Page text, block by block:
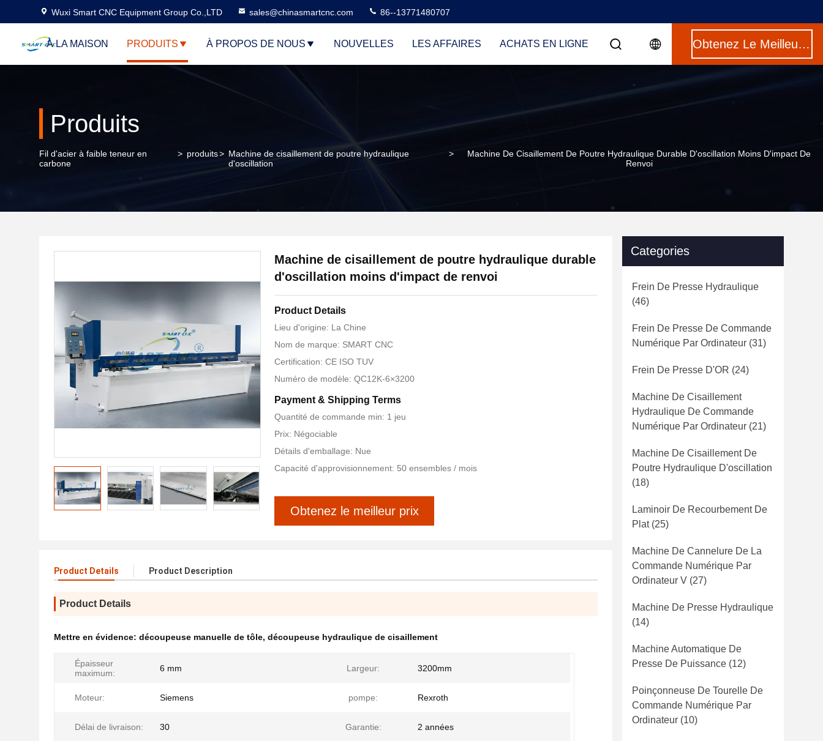
Wuxi Smart CNC Equipment Group Co.,LTD sales@chinasmartcnc.com 86--13771480707
À LA MAISON PRODUITS À PROPOS DE NOUS NOUVELLES LES AFFAIRES ACHATS EN LIGNE Obtenez Le Meilleur Prix
Produits
Fil d'acier à faible teneur en
carbone
> produits> Machine de cisaillement de poutre hydraulique
d'oscillation
>
Machine De Cisaillement De Poutre Hydraulique Durable D'oscillation Moins D'impact De
Renvoi
Machine de cisaillement de poutre hydraulique durable
d'oscillation moins d'impact de renvoi
Product Details
Lieu d'origine: La Chine
Nom de marque: SMART CNC
Certification: CE ISO TUV
Numéro de modèle: QC12K-6×3200
Payment & Shipping Terms
Quantité de commande min: 1 jeu
Prix: Négociable
Détails d'emballage: Nue
Capacité d'approvisionnement: 50 ensembles / mois
Obtenez le meilleur prix
Product Details Product Description
Product Details
Mettre en évidence: découpeuse manuelle de tôle, découpeuse hydraulique de cisaillement
Épaisseur
maximum:
6 mm Largeur: 3200mm
Moteur: Siemens pompe: Rexroth
Délai de livraison: 30 Garantie: 2 années
Categories
Frein De Presse Hydraulique
(46)
Frein De Presse De Commande
Numérique Par Ordinateur (31)
Frein De Presse D'OR (24)
Machine De Cisaillement
Hydraulique De Commande
Numérique Par Ordinateur (21)
Machine De Cisaillement De
Poutre Hydraulique D'oscillation
(18)
Laminoir De Recourbement De
Plat(25)
Machine De Cannelure De La
Commande Numérique Par
Ordinateur V (27)
Machine De Presse Hydraulique
(14)
Machine Automatique De
Presse De Puissance (12)
Poinçonneuse De Tourelle De
Commande Numérique Par
Ordinateur (10)